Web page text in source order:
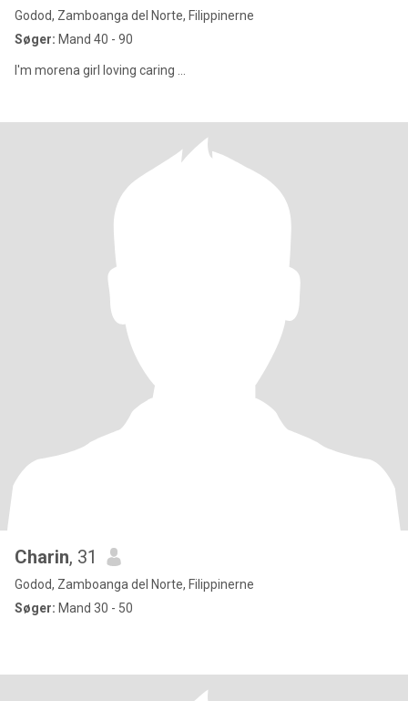
Godod, Zamboanga del Norte, Filippinerne
Søger: Mand 40 - 90
I'm morena girl loving caring ...
Charin, 31
Godod, Zamboanga del Norte, Filippinerne
Søger: Mand 30 - 50